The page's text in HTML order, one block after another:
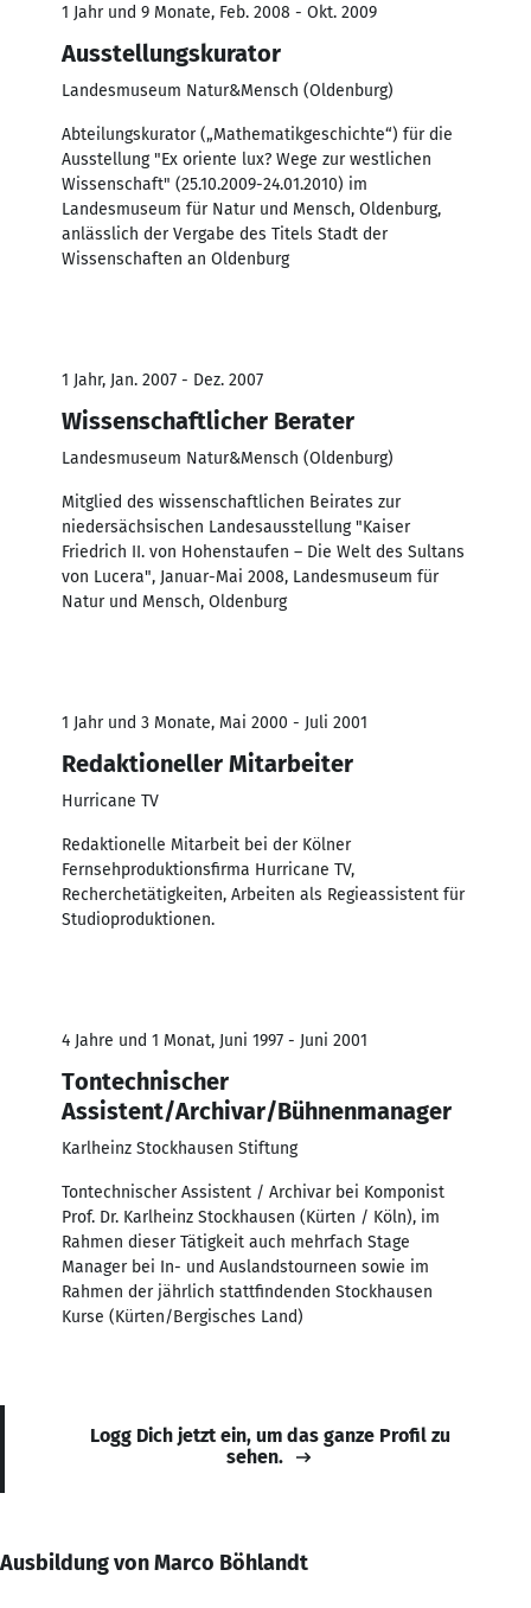
1 Jahr und 9 Monate, Feb. 2008 - Okt. 2009
Ausstellungskurator
Landesmuseum Natur&Mensch (Oldenburg)
Abteilungskurator („Mathematikgeschichte“) für die
Ausstellung "Ex oriente lux? Wege zur westlichen
Wissenschaft" (25.10.2009-24.01.2010) im
Landesmuseum für Natur und Mensch, Oldenburg,
anlässlich der Vergabe des Titels Stadt der
Wissenschaften an Oldenburg
1 Jahr, Jan. 2007 - Dez. 2007
Wissenschaftlicher Berater
Landesmuseum Natur&Mensch (Oldenburg)
Mitglied des wissenschaftlichen Beirates zur
niedersächsischen Landesausstellung "Kaiser
Friedrich II. von Hohenstaufen – Die Welt des Sultans
von Lucera", Januar-Mai 2008, Landesmuseum für
Natur und Mensch, Oldenburg
1 Jahr und 3 Monate, Mai 2000 - Juli 2001
Redaktioneller Mitarbeiter
Hurricane TV
Redaktionelle Mitarbeit bei der Kölner
Fernsehproduktionsfirma Hurricane TV,
Recherchetätigkeiten, Arbeiten als Regieassistent für
Studioproduktionen.
4 Jahre und 1 Monat, Juni 1997 - Juni 2001
Tontechnischer
Assistent/Archivar/Bühnenmanager
Karlheinz Stockhausen Stiftung
Tontechnischer Assistent / Archivar bei Komponist
Prof. Dr. Karlheinz Stockhausen (Kürten / Köln), im
Rahmen dieser Tätigkeit auch mehrfach Stage
Manager bei In- und Auslandstourneen sowie im
Rahmen der jährlich stattfindenden Stockhausen
Kurse (Kürten/Bergisches Land)
Logg Dich jetzt ein, um das ganze Profil zu
sehen.
Ausbildung von Marco Böhlandt